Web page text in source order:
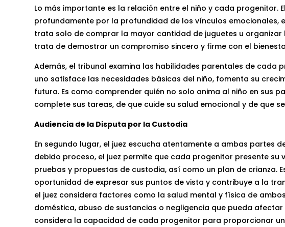
Lo más importante es la relación entre el niño y cada progenitor.
profundamente por la profundidad de los vínculos emocionales,
trata solo de comprar la mayor cantidad de juguetes u
trata de demostrar un compromiso sincero y firme con el
Además, el tribunal examina las habilidades parentales de cada
uno satisface las necesidades básicas del niño, fomenta su
futura. Es como comprender quién no solo anima al niño en sus
complete sus tareas, de que cuide su salud emocional y de que
Audiencia de la Disputa por la Custodia
En segundo lugar, el juez escucha atentamente a ambas partes
debido proceso, el juez permite que cada progenitor presente su
pruebas y propuestas de custodia, así como un plan de crianza.
oportunidad de expresar sus puntos de vista y contribuye a la
el juez considera factores como la salud mental y física de
doméstica, abuso de sustancias o negligencia que pueda
considera la capacidad de cada progenitor para proporcionar